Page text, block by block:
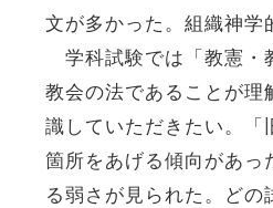
文が多かった。組織神学
学科試験では「教憲・
教会の法であることが理
識していただきたい。「
箇所をあげる傾向があっ
る弱さが見られた。ど